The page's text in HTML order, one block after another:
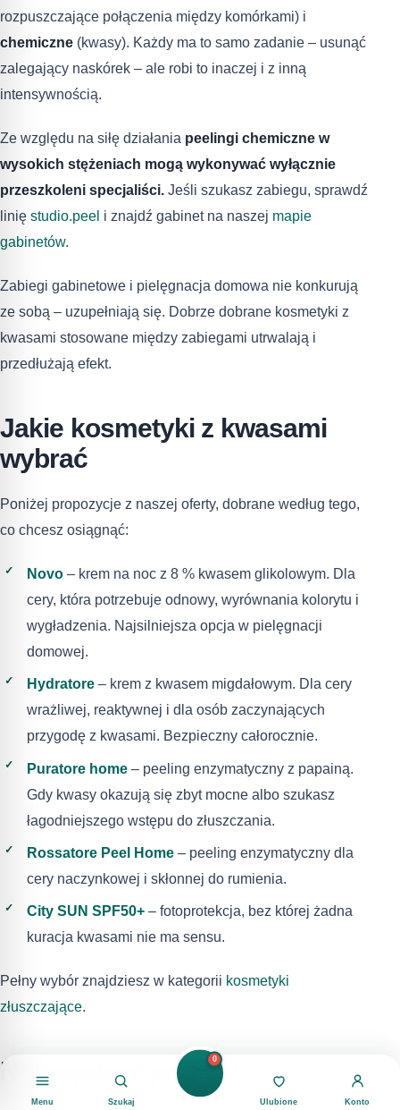
Menu Szukaj
0
Ulubione Konto
rozpuszczające połączenia między komórkami) i
chemiczne (kwasy). Każdy ma to samo zadanie – usunąć
zalegający naskórek – ale robi to inaczej i z inną
intensywnością.
Ze względu na siłę działania peelingi chemiczne w
wysokich stężeniach mogą wykonywać wyłącznie
przeszkoleni specjaliści. Jeśli szukasz zabiegu, sprawdź
linię studio.peel i znajdź gabinet na naszej mapie
gabinetów.
Zabiegi gabinetowe i pielęgnacja domowa nie konkurują
ze sobą – uzupełniają się. Dobrze dobrane kosmetyki z
kwasami stosowane między zabiegami utrwalają i
przedłużają efekt.
Jakie kosmetyki z kwasami
wybrać
Poniżej propozycje z naszej oferty, dobrane według tego,
co chcesz osiągnąć:
Novo – krem na noc z 8 % kwasem glikolowym. Dla
cery, która potrzebuje odnowy, wyrównania kolorytu i
wygładzenia. Najsilniejsza opcja w pielęgnacji
domowej.
Hydratore – krem z kwasem migdałowym. Dla cery
wrażliwej, reaktywnej i dla osób zaczynających
przygodę z kwasami. Bezpieczny całorocznie.
Puratore home – peeling enzymatyczny z papainą.
Gdy kwasy okazują się zbyt mocne albo szukasz
łagodniejszego wstępu do złuszczania.
Rossatore Peel Home – peeling enzymatyczny dla
cery naczynkowej i skłonnej do rumienia.
City SUN SPF50+ – fotoprotekcja, bez której żadna
kuracja kwasami nie ma sensu.
Pełny wybór znajdziesz w kategorii kosmetyki
złuszczające.
Najczęstsze pytania